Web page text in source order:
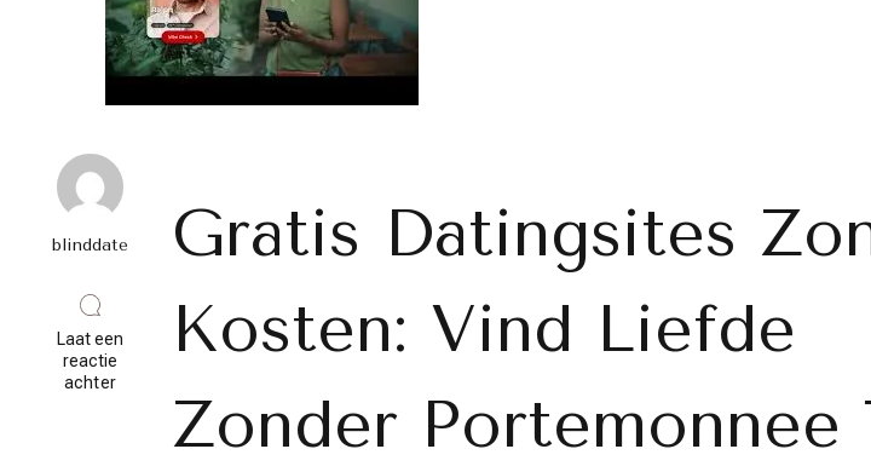
blinddate
Laat een
reactie
achterop
Gratis Datingsites
Kosten: Vind Liefde
Zonder Portemonnee